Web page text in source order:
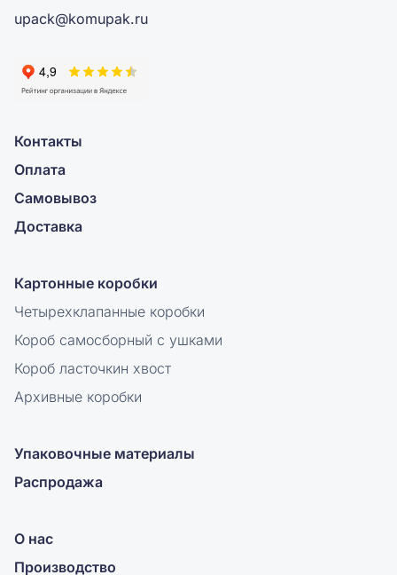
upack@komupak.ru
Контакты
Оплата
Самовывоз
Доставка
Картонные коробки
Четырехклапанные коробки
Короб самосборный с ушками
Короб ласточкин хвост
Архивные коробки
Упаковочные материалы
Распродажа
О нас
Производство